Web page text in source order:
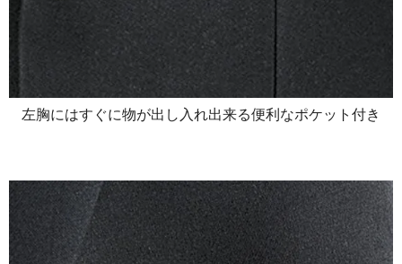
左胸にはすぐに物が出し入れ出来る便利なポケット付き